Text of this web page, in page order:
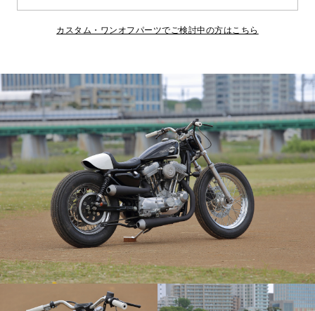
カスタム・ワンオフパーツでご検討中の方はこちら